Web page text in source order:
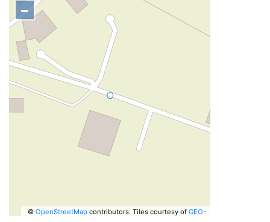
−
© OpenStreetMapcontributors. Tiles courtesy of GEO-